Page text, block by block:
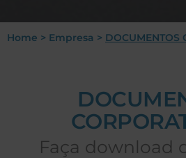
Home > Empresa > DOCUMENTOS
Faça download